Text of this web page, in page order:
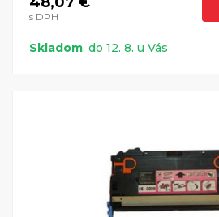
s DPH
Skladom, do 12. 8. u Vás